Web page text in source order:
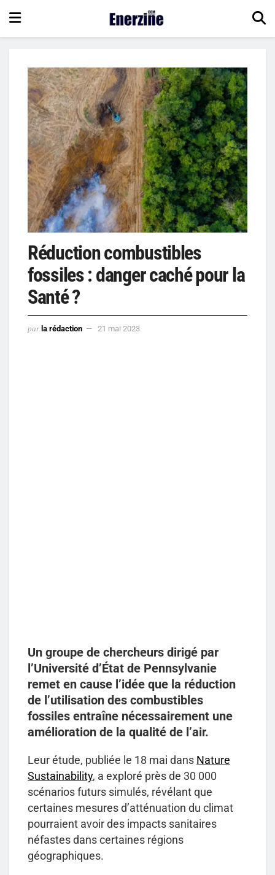
Réduction combustibles
fossiles : danger caché pour la
Santé ?
par la rédaction 21 mai 2023
Un groupe de chercheurs dirigé par
l’Université d’État de Pennsylvanie
remet en cause l’idée que la réduction
de l’utilisation des combustibles
fossiles entraîne nécessairement une
amélioration de la qualité de l’air.
Leur étude, publiée le 18 mai dans Nature
Sustainability, a exploré près de 30 000
scénarios futurs simulés, révélant que
certaines mesures d’atténuation du climat
pourraient avoir des impacts sanitaires
néfastes dans certaines régions
géographiques.